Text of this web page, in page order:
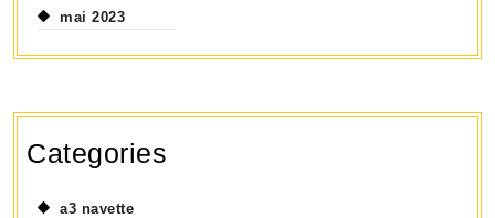
mai 2023
Categories
a3 navette